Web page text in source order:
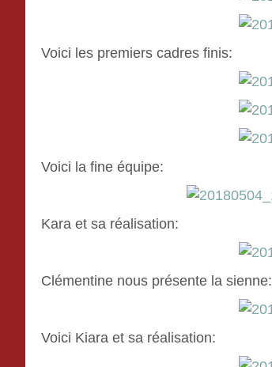
Voici les premiers cadres finis:
Voici la fine équipe:
Kara et sa réalisation:
Clémentine nous présente la sienne:
Voici Kiara et sa réalisation: